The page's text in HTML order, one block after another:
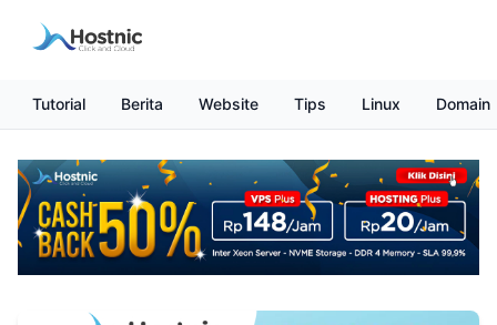
Tutorial Berita Website Tips Linux Domain